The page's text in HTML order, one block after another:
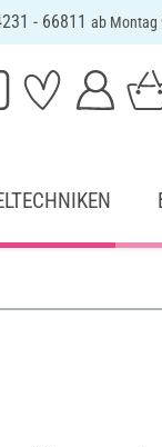
- 66811 ab Montag